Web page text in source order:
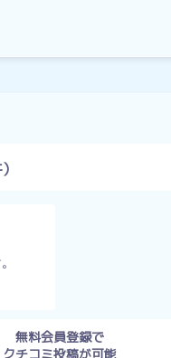
無料会員登録で
クチコミ投稿が可能